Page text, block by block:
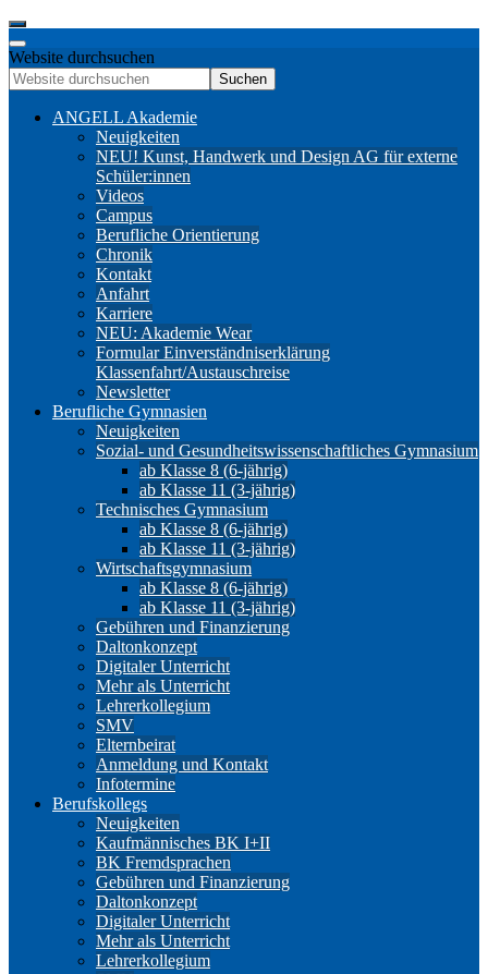
Website durchsuchen
Suchen
ANGELL Akademie
Neuigkeiten
NEU! Kunst, Handwerk und Design AG für externe
Schüler:innen
Videos
Campus
Berufliche Orientierung
Chronik
Kontakt
Anfahrt
Karriere
NEU: Akademie Wear
Formular Einverständniserklärung
Klassenfahrt/Austauschreise
Newsletter
Berufliche Gymnasien
Neuigkeiten
Sozial- und Gesundheitswissenschaftliches Gymnasium
ab Klasse 8 (6-jährig)
ab Klasse 11 (3-jährig)
Technisches Gymnasium
ab Klasse 8 (6-jährig)
ab Klasse 11 (3-jährig)
Wirtschaftsgymnasium
ab Klasse 8 (6-jährig)
ab Klasse 11 (3-jährig)
Gebühren und Finanzierung
Daltonkonzept
Digitaler Unterricht
Mehr als Unterricht
Lehrerkollegium
SMV
Elternbeirat
Anmeldung und Kontakt
Infotermine
Berufskollegs
Neuigkeiten
Kaufmännisches BK I+II
BK Fremdsprachen
Gebühren und Finanzierung
Daltonkonzept
Digitaler Unterricht
Mehr als Unterricht
Lehrerkollegium